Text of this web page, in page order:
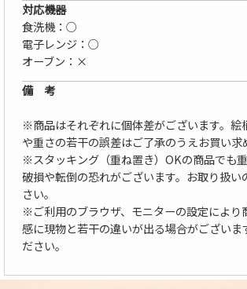
対応機器
食洗機：○
電子レンジ：○
オーブン：×
備 考
※商品はそれぞれに個体差がございます。絵
や重さの若干の誤差はご了承のうえお買い求
※スタッキング（重ね置き）OKの商品でも
破損や転倒の恐れがございます。お取り扱い
さい。
※ご利用のブラウザ、モニターの設定により
感に現物と若干の違いが出る場合がございま
ださい。